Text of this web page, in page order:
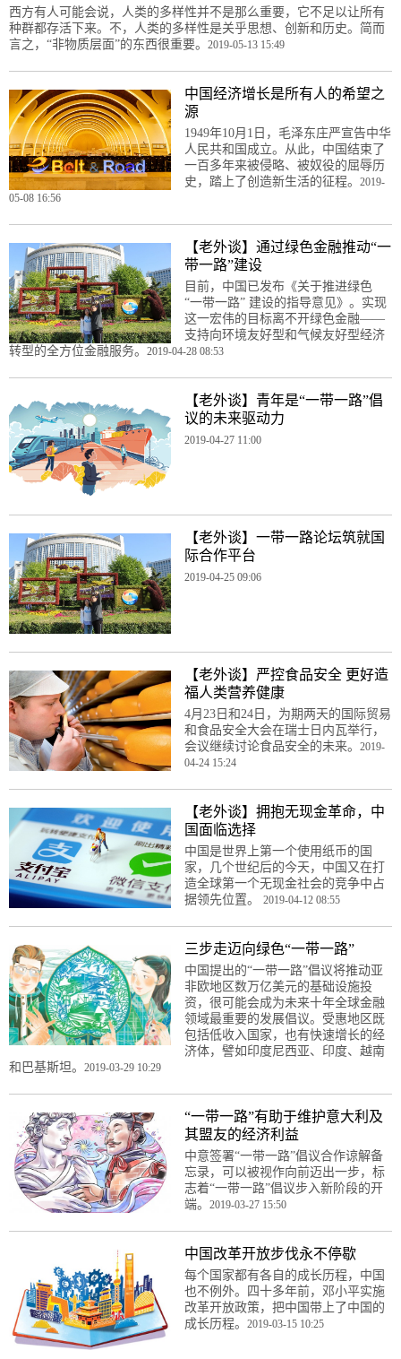
西方有人可能会说，人类的多样性并不是那么重要，它不足以让所有
种群都存活下来。不，人类的多样性是关乎思想、创新和历史。简而
言之，“非物质层面”的东西很重要。 2019-05-13 15:49
中国经济增长是所有人的希望之
源
1949年10月1日，毛泽东庄严宣告中华
人民共和国成立。从此，中国结束了
一百多年来被侵略、被奴役的屈辱历
史，踏上了创造新生活的征程。 2019-
05-08 16:56
【老外谈】通过绿色金融推动“一
带一路”建设
目前，中国已发布《关于推进绿色
“一带一路” 建设的指导意见》。实现
这一宏伟的目标离不开绿色金融——
支持向环境友好型和气候友好型经济
转型的全方位金融服务。 2019-04-28 08:53
【老外谈】青年是“一带一路”倡
议的未来驱动力
2019-04-27 11:00
【老外谈】一带一路论坛筑就国
际合作平台
2019-04-25 09:06
【老外谈】严控食品安全 更好造
福人类营养健康
4月23日和24日，为期两天的国际贸易
和食品安全大会在瑞士日内瓦举行，
会议继续讨论食品安全的未来。 2019-
04-24 15:24
【老外谈】拥抱无现金革命，中
国面临选择
中国是世界上第一个使用纸币的国
家，几个世纪后的今天，中国又在打
造全球第一个无现金社会的竞争中占
据领先位置。 2019-04-12 08:55
三步走迈向绿色“一带一路”
中国提出的“一带一路”倡议将推动亚
非欧地区数万亿美元的基础设施投
资，很可能会成为未来十年全球金融
领域最重要的发展倡议。受惠地区既
包括低收入国家，也有快速增长的经
济体，譬如印度尼西亚、印度、越南
和巴基斯坦。 2019-03-29 10:29
“一带一路”有助于维护意大利及
其盟友的经济利益
中意签署“一带一路”倡议合作谅解备
忘录，可以被视作向前迈出一步，标
志着“一带一路”倡议步入新阶段的开
端。 2019-03-27 15:50
中国改革开放步伐永不停歇
每个国家都有各自的成长历程，中国
也不例外。四十多年前，邓小平实施
改革开放政策，把中国带上了中国的
成长历程。 2019-03-15 10:25